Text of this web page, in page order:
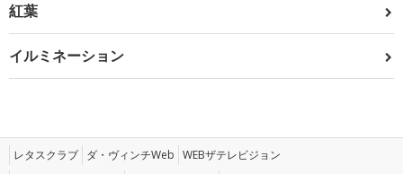
紅葉
イルミネーション
レタスクラブ ダ・ヴィンチWeb WEBザテレビジョン